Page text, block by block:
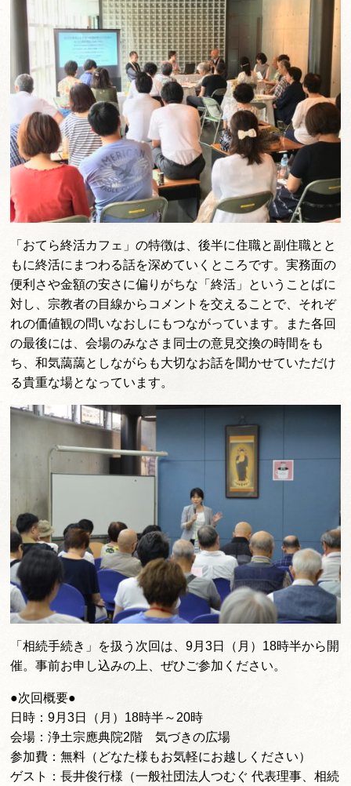
「おてら終活カフェ」の特徴は、後半に住職と副住職とと
もに終活にまつわる話を深めていくところです。実務面の
便利さや金額の安さに偏りがちな「終活」ということばに
対し、宗教者の目線からコメントを交えることで、それぞ
れの価値観の問いなおしにもつながっています。また各回
の最後には、会場のみなさま同士の意見交換の時間をも
ち、和気藹藹としながらも大切なお話を聞かせていただけ
る貴重な場となっています。
「相続手続き」を扱う次回は、9月3日（月）18時半から開
催。事前お申し込みの上、ぜひご参加ください。
●次回概要●
日時：9月3日（月）18時半～20時
会場：浄土宗應典院2階 気づきの広場
参加費：無料（どなた様もお気軽にお越しください）
ゲスト：長井俊行様（一般社団法人つむぐ 代表理事、相続